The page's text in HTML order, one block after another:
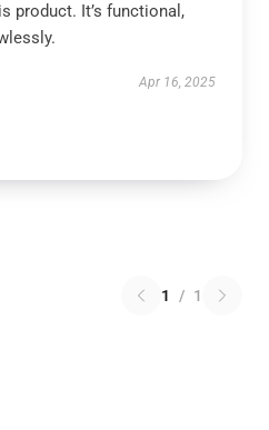
product. It’s functional,
Apr 16, 2025
1 / 1